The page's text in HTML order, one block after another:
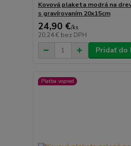
Kovová plaketa modrá na
s gravírovaním 20x15cm
24,90 €/ks
20,24 € bez DPH
Pridať do
Platba vopred